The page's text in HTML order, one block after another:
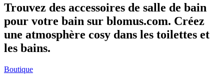
Trouvez des accessoires de salle de bain
pour votre bain sur blomus.com. Créez
une atmosphère cosy dans les toilettes et
les bains.
Boutique